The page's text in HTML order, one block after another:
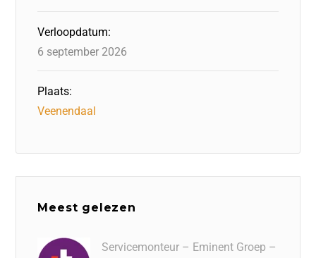
Verloopdatum:
6 september 2026
Plaats:
Veenendaal
Meest gelezen
Servicemonteur – Eminent Groep –